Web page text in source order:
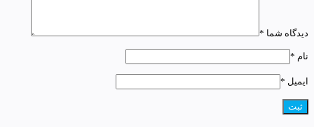
دیدگاه شما *
نام *
ایمیل *